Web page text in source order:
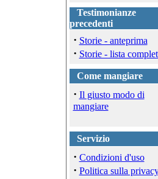
Testimonianze
precedenti
· Storie - anteprima
· Storie - lista
Come mangiare
· Il giusto modo di
mangiare
Servizio
· Condizioni d'uso
· Politica sulla